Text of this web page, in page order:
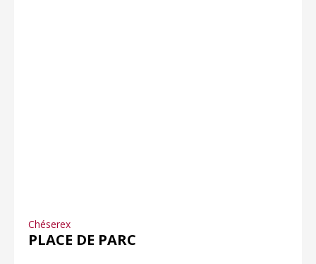
Chéserex
PLACE DE PARC